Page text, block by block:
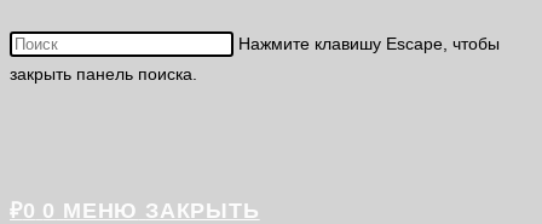
Нажмите клавишу Escape, чтобы
закрыть панель поиска.
₽0 0 МЕНЮ ЗАКРЫТЬ